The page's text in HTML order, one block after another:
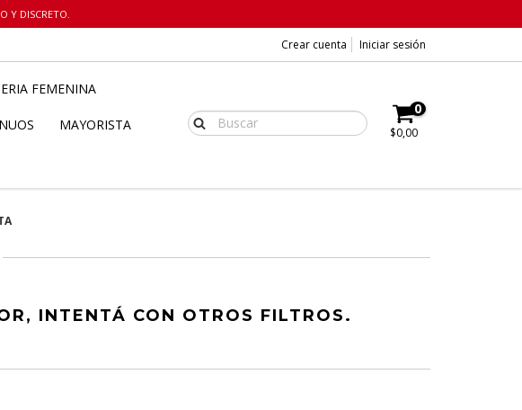
Y DISCRETO.
Crear cuenta Iniciar sesión
FEMENINA
MAYORISTA
0
$0,00
INTENTÁ CON OTROS FILTROS.